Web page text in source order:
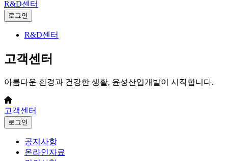
R&D센터
로그인
R&D센터
고객센터
아름다운 환경과 건강한 생활, 윤성산업개발이 시작합니다.
고객센터
로그인
공지사항
온라인자료